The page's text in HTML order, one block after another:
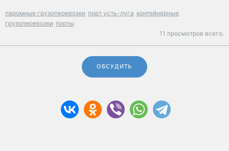
паромные грузоперевозки порт усть-луга контейнерные
грузоперевозки порты
11 просмотров всего.
ОБСУДИТЬ